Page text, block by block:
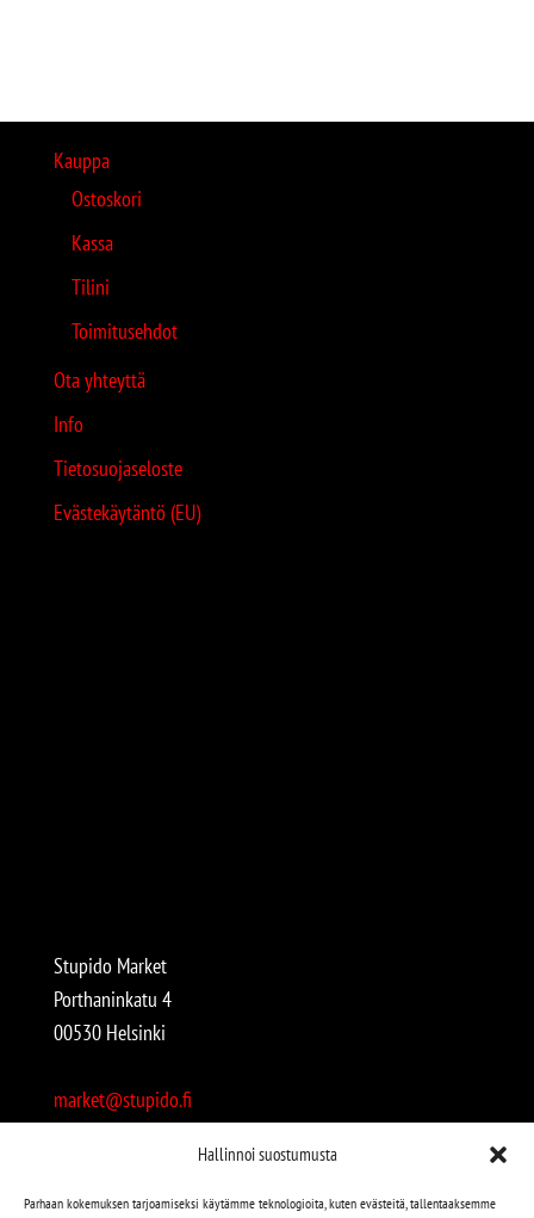
Hallinnoi suostumusta
Parhaan kokemuksen tarjoamiseksi käytämme teknologioita, kuten evästeitä, tallentaaksemme
Kauppa
Ostoskori
Kassa
Tilini
Toimitusehdot
Ota yhteyttä
Info
Tietosuojaseloste
Evästekäytäntö (EU)
Stupido Market
Porthaninkatu 4
00530 Helsinki
market@stupido.fi
Avoinna: